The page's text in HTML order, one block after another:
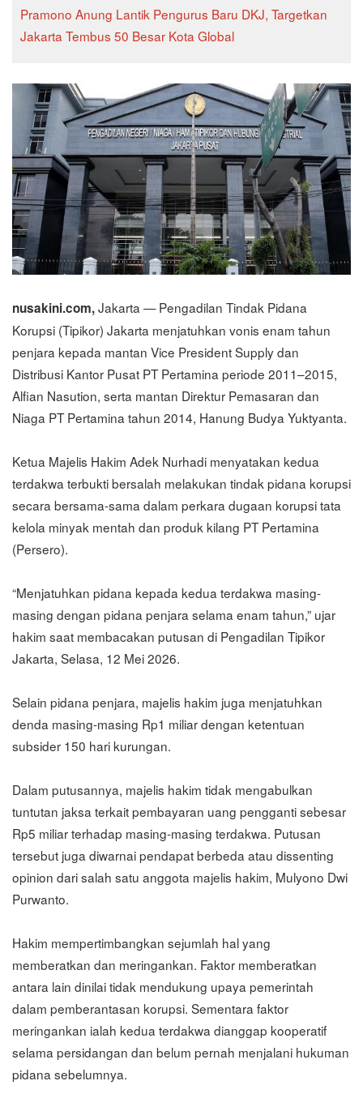
Pramono Anung Lantik Pengurus Baru DKJ, Targetkan
Jakarta Tembus 50 Besar Kota Global
nusakini.com,Jakarta — Pengadilan Tindak Pidana
Korupsi (Tipikor) Jakarta menjatuhkan vonis enam tahun
penjara kepada mantan Vice President Supply dan
Distribusi Kantor Pusat PT Pertamina periode 2011–2015,
Alfian Nasution, serta mantan Direktur Pemasaran dan
Niaga PT Pertamina tahun 2014, Hanung Budya Yuktyanta.
Ketua Majelis Hakim Adek Nurhadi menyatakan kedua
terdakwa terbukti bersalah melakukan tindak pidana korupsi
secara bersama-sama dalam perkara dugaan korupsi tata
kelola minyak mentah dan produk kilang PT Pertamina
(Persero).
“Menjatuhkan pidana kepada kedua terdakwa masing-
masing dengan pidana penjara selama enam tahun,” ujar
hakim saat membacakan putusan di Pengadilan Tipikor
Jakarta, Selasa, 12 Mei 2026.
Selain pidana penjara, majelis hakim juga menjatuhkan
denda masing-masing Rp1 miliar dengan ketentuan
subsider 150 hari kurungan.
Dalam putusannya, majelis hakim tidak mengabulkan
tuntutan jaksa terkait pembayaran uang pengganti sebesar
Rp5 miliar terhadap masing-masing terdakwa. Putusan
tersebut juga diwarnai pendapat berbeda atau dissenting
opinion dari salah satu anggota majelis hakim, Mulyono Dwi
Purwanto.
Hakim mempertimbangkan sejumlah hal yang
memberatkan dan meringankan. Faktor memberatkan
antara lain dinilai tidak mendukung upaya pemerintah
dalam pemberantasan korupsi. Sementara faktor
meringankan ialah kedua terdakwa dianggap kooperatif
selama persidangan dan belum pernah menjalani hukuman
pidana sebelumnya.